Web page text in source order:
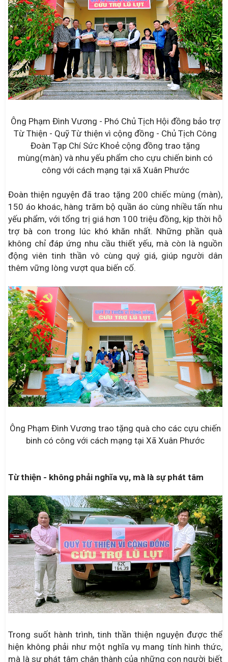
Ông Phạm Đình Vương - Phó Chủ Tịch Hội đồng bảo trợ
Từ Thiện - Quỹ Từ thiện vì cộng đồng - Chủ Tịch Công
Đoàn Tạp Chí Sức Khoẻ cộng đồng trao tặng
mùng(màn) và nhu yếu phẩm cho cựu chiến binh có
công với cách mạng tại xã Xuân Phước
Đoàn thiện nguyện đã trao tặng 200 chiếc mùng (màn),
150 áo khoác, hàng trăm bộ quần áo cùng nhiều tấn nhu
yếu phẩm, với tổng trị giá hơn 100 triệu đồng, kịp thời hỗ
trợ bà con trong lúc khó khăn nhất. Những phần quà
không chỉ đáp ứng nhu cầu thiết yếu, mà còn là nguồn
động viên tinh thần vô cùng quý giá, giúp người dân
thêm vững lòng vượt qua biến cố.
Ông Phạm Đình Vương trao tặng quà cho các cựu chiến
binh có công với cách mạng tại Xã Xuân Phước
Từ thiện - không phải nghĩa vụ, mà là sự phát tâm
Trong suốt hành trình, tinh thần thiện nguyện được thể
hiện không phải như một nghĩa vụ mang tính hình thức,
mà là sự phát tâm chân thành của những con người biết